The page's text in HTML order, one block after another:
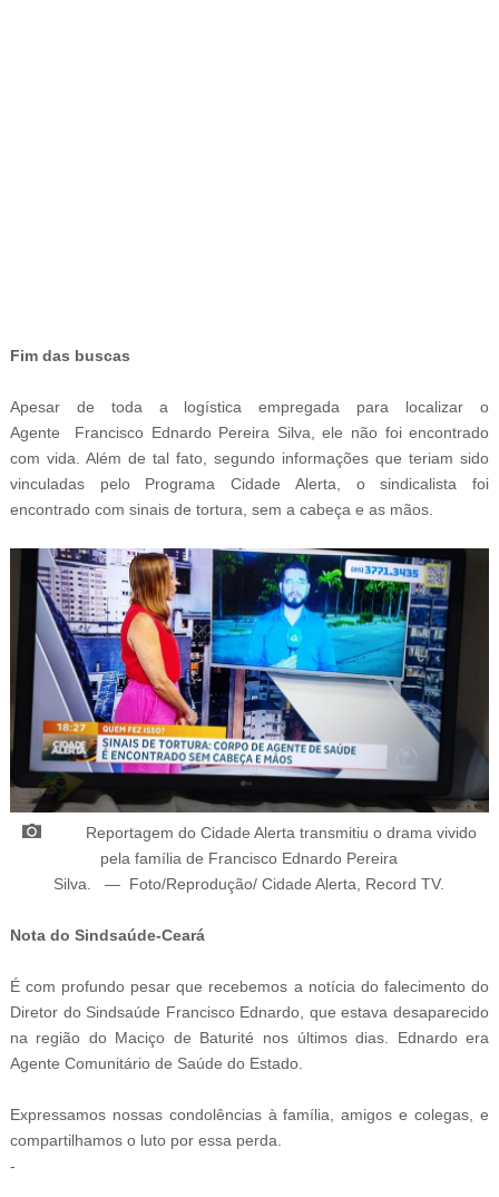
Fim das buscas
Apesar de toda a logística empregada para localizar o
Agente
Francisco Ednardo Pereira Silva , ele não foi encontrado
com vida. Além de tal fato, segundo informações que teriam sido
vinculadas pelo Programa Cidade Alerta, o sindicalista foi
encontrado com sinais de tortura, sem a cabeça e as mãos.
Reportagem do Cidade Alerta transmitiu o drama vivido
pela família de Francisco Ednardo Pereira
Silva
— Foto/Reprodução/ Cidade Alerta, Record TV.
Nota do Sindsaúde-Ceará
É com profundo pesar que recebemos a notícia do falecimento do
Diretor do Sindsaúde Francisco Ednardo, que estava desaparecido
na região do Maciço de Baturité nos últimos dias. Ednardo era
Agente Comunitário de Saúde do Estado.
Expressamos nossas condolências à família, amigos e colegas, e
compartilhamos o luto por essa perda.
-